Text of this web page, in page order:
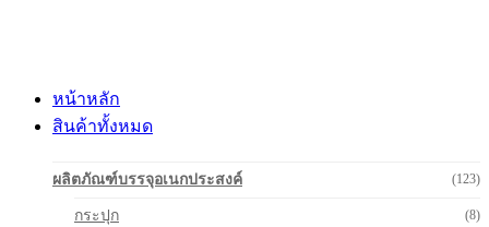
หน้าหลัก
สินค้าทั้งหมด
ผลิตภัณฑ์บรรจุอเนกประสงค์ (123)
กระปุก (8)